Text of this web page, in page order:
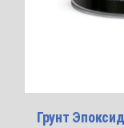
Грунт